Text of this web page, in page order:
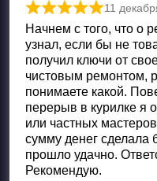
Оценка5 из 5
11
Начнем с того, что о
узнал, если бы не
получил ключи от
чистовым ремонтом,
понимаете какой.
перерыв в курилке я
или частных
сумму денег
прошло удачно.
Рекомендую.